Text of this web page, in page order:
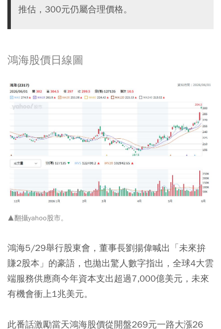
推估，300元仍屬合理價格。
鴻海股價日線圖
▲翻攝yahoo股市。
鴻海5/29舉行股東會，董事長劉揚偉喊出「未來拚
賺2股本」的豪語，也拋出驚人數字指出，全球4大雲
端服務供應商今年資本支出超過7,000億美元，未來
有機會衝上1兆美元。
此番話激勵當天鴻海股價從開盤269元一路大漲26